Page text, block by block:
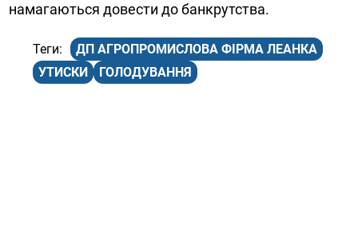
намагаються довести до банкрутства.
ДП АГРОПРОМИСЛОВА ФІРМА ЛЕАНКА
УТИСКИ
ГОЛОДУВАННЯ